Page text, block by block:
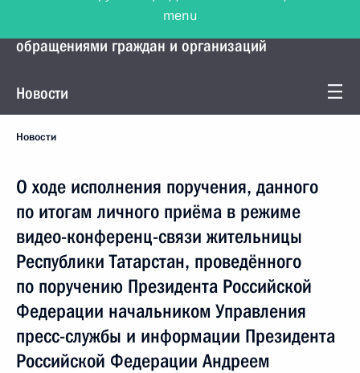
Управление Президента по работе с
обращениями граждан и организаций
Новости
Новости
О ходе исполнения поручения, данного
по итогам личного приёма в режиме
видео-конференц-связи жительницы
Республики Татарстан, проведённого
по поручению Президента Российской
Федерации начальником Управления
пресс-службы и информации Президента
Российской Федерации Андреем